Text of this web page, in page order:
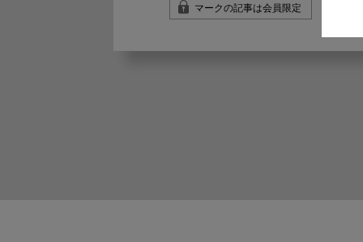
マークの記事は会員限定